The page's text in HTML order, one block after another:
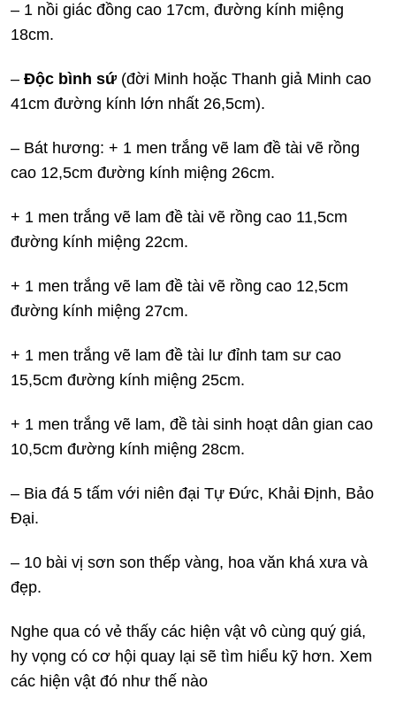
– 1 nồi giác đồng cao 17cm, đường kính miệng
18cm.
– Độc bình sứ (đời Minh hoặc Thanh giả Minh cao
41cm đường kính lớn nhất 26,5cm).
– Bát hương: + 1 men trắng vẽ lam đề tài vẽ rồng
cao 12,5cm đường kính miệng 26cm.
+ 1 men trắng vẽ lam đề tài vẽ rồng cao 11,5cm
đường kính miệng 22cm.
+ 1 men trắng vẽ lam đề tài vẽ rồng cao 12,5cm
đường kính miệng 27cm.
+ 1 men trắng vẽ lam đề tài lư đỉnh tam sư cao
15,5cm đường kính miệng 25cm.
+ 1 men trắng vẽ lam, đề tài sinh hoạt dân gian cao
10,5cm đường kính miệng 28cm.
– Bia đá 5 tấm với niên đại Tự Đức, Khải Định, Bảo
Đại.
– 10 bài vị sơn son thếp vàng, hoa văn khá xưa và
đẹp.
Nghe qua có vẻ thấy các hiện vật vô cùng quý giá,
hy vọng có cơ hội quay lại sẽ tìm hiểu kỹ hơn. Xem
các hiện vật đó như thế nào